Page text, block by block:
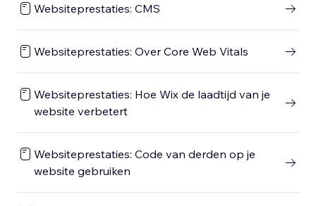
Websiteprestaties: CMS
Websiteprestaties: Over Core Web Vitals
Websiteprestaties: Hoe Wix de laadtijd van je
website verbetert
Websiteprestaties: Code van derden op je
website gebruiken